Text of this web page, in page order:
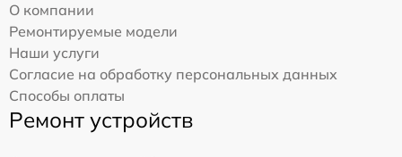
О компании
Ремонтируемые модели
Наши услуги
Согласие на обработку персональных данных
Способы оплаты
Ремонт устройств